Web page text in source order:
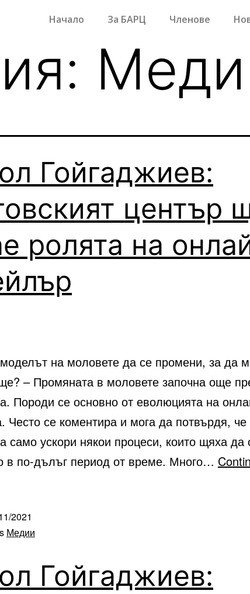
Начало За БАРЦ Членове
Гойгаджиев:
център
ролята на
на моловете да се промени, за да
– Промяната в моловете започна още
Породи се основно от еволюцията на
Често се коментира и мога да потвърдя, че
само ускори някои процеси, които щяха да
в по-дълъг период от време. Много…
2021
Медии
Гойгаджиев: